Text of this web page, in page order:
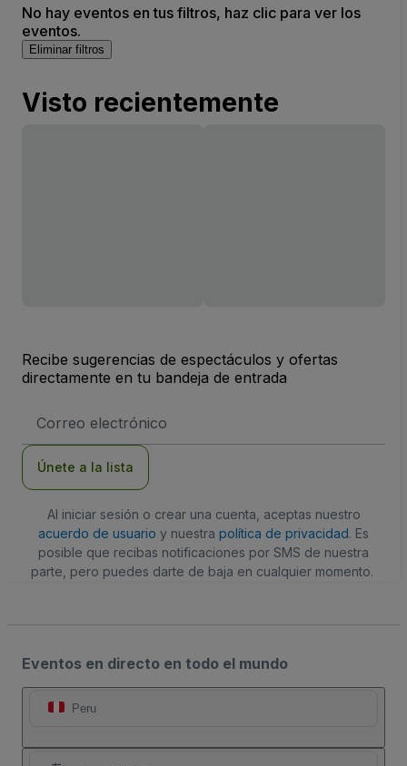
No hay eventos en tus filtros, haz clic para ver los
eventos.
Eliminar filtros
Visto recientemente
Recibe sugerencias de espectáculos y ofertas
directamente en tu bandeja de entrada
de
Únete a la lista
Al iniciar sesión o crear una cuenta, aceptas nuestro
acuerdo de usuario y nuestra política de privacidad. Es
posible que recibas notificaciones por SMS de nuestra
parte, pero puedes darte de baja en cualquier momento.
Eventos en directo en todo el mundo
Peru